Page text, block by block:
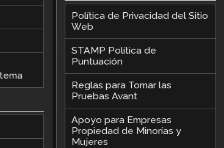
Política de Privacidad del Sitio
Web
STAMP Política de
Puntuación
Reglas para Tomar las
Pruebas Avant
Apoyo para Empresas
Propiedad de Minorías y
Mujeres